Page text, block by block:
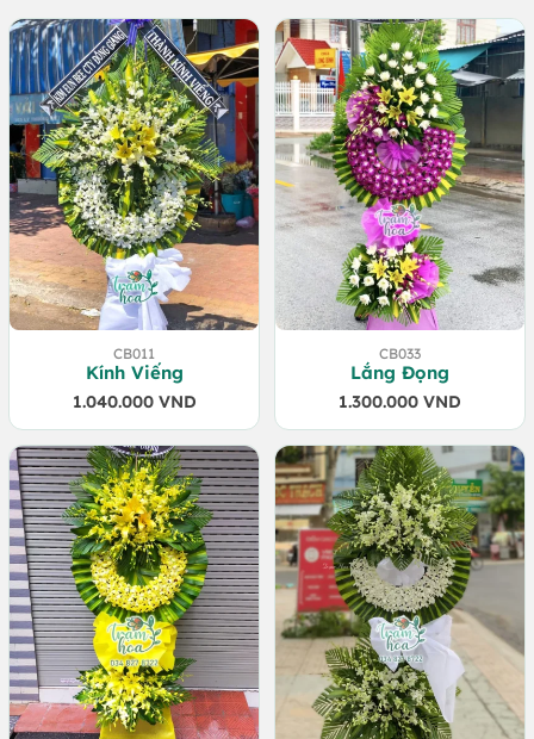
CB011
Kính Viếng
1.040.000 VND
CB033
Lắng Đọng
1.300.000 VND